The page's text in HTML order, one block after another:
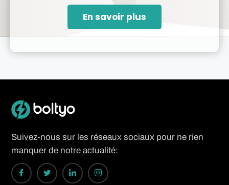
En savoir plus
Suivez-nous sur les réseaux sociaux pour ne rien
manquer de notre actualité: